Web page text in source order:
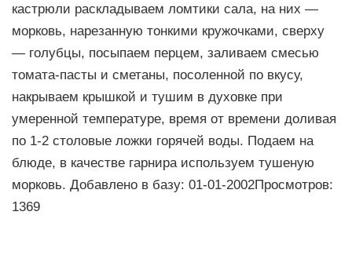
кастрюли раскладываем ломтики сала, на них —
морковь, нарезанную тонкими кружочками, сверху
— голубцы, посыпаем перцем, заливаем смесью
томата-пасты и сметаны, посоленной по вкусу,
накрываем крышкой и тушим в духовке при
умеренной температуре, время от времени доливая
по 1-2 столовые ложки горячей воды. Подаем на
блюде, в качестве гарнира используем тушеную
морковь. Добавлено в базу: 01-01-2002Просмотров:
1369